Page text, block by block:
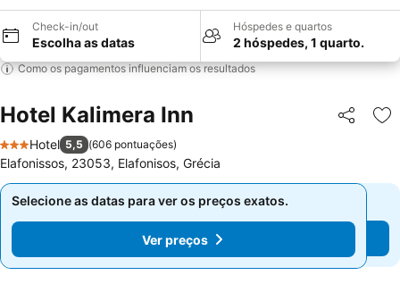
Check-in/out
Escolha as datas
Hóspedes e quartos
2 hóspedes, 1 quarto.
Como os pagamentos influenciam os resultados
Hotel Kalimera Inn Partilhar
3 Estrelas
Hotel 5,5 (606 pontuações)
Elafonissos, 23053, Elafonisos, Grécia
Selecione as datas para ver os preços exatos.
Ver preços
Selecione as datas para ver os preços exatos.
Ver preços